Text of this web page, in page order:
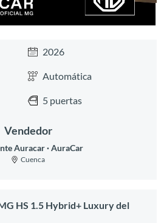
2026
Automática
5 puertas
Vendedor
Auracar AuraCar
Cuenca
HS 1.5 Hybrid+ Luxury del